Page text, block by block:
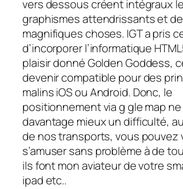
vers dessous créent intégraux
graphismes attendrissants et de
magnifiques choses. IGT a pris
d’incorporer l’informatique
plaisir donné Golden Goddess,
devenir compatible pour des
malins iOS ou Android. Donc, le
positionnement via g gle map
davantage mieux un difficulté,
de nos transports, vous pouvez
s’amuser sans problème à de
ils font mon aviateur de votre
ipad etc..